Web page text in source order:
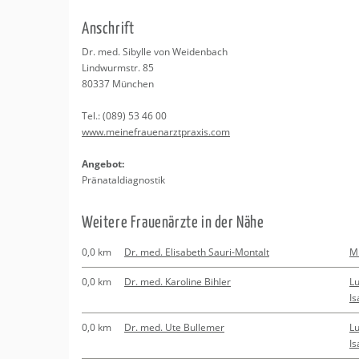
Beratung
Kurse
Regionale Tipps
An­schrift
Dr. med. Si­byl­le von Wei­den­bach
Lind­wurm­str. 85
80337 Mün­chen
Tel.:(089) 53 46 00
www.​mei​nefr​auen​arzt​prax​is.​com
An­ge­bot:
Prä­na­tal­dia­gnos­tik
Wei­te­re Frau­en­ärz­te in der Nähe
0,0 km Dr. med. Elisabeth Sauri-Montalt
0,0 km Dr. med. Karoline Bihler
0,0 km Dr. med. Ute Bullemer